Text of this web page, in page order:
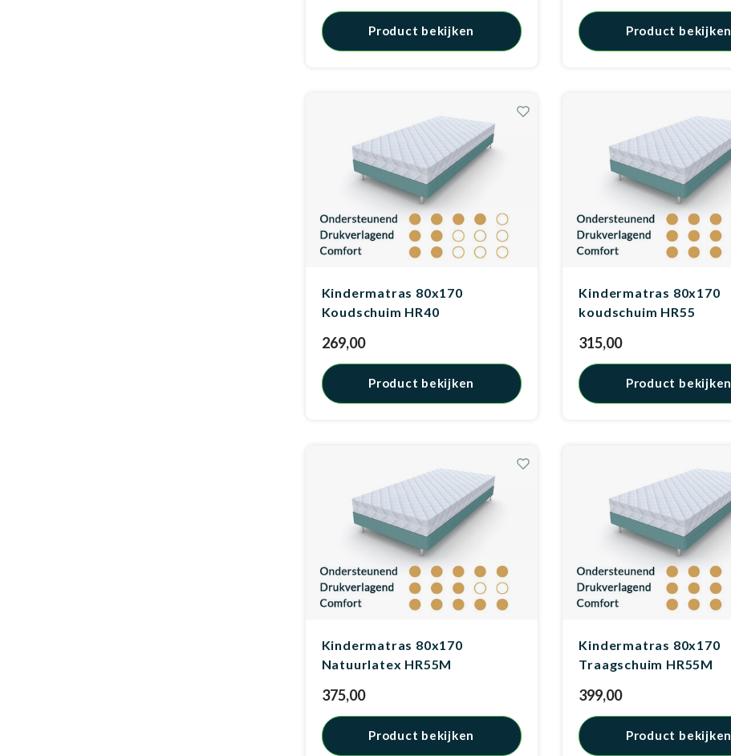
Product bekijken Product bekijken
Kindermatras 80x170
Koudschuim HR40
269,00
Product bekijken
Kindermatras 80x170
koudschuim HR55
315,00
Product bekijken
Kindermatras 80x170
Natuurlatex HR55M
375,00
Product bekijken
Kindermatras 80x170
Traagschuim HR55M
399,00
Product bekijken